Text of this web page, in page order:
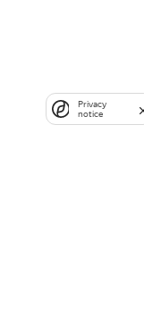
Privacy
notice